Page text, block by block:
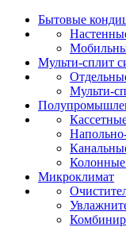
Бытовые
Мульти-сплит
Мульти-
Микроклимат